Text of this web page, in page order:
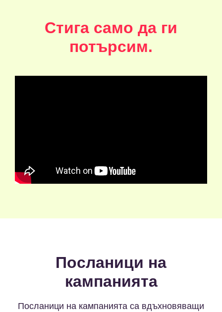
Стига само да ги
потърсим.
Посланици на
кампанията
Посланици на кампанията са вдъхновяващи